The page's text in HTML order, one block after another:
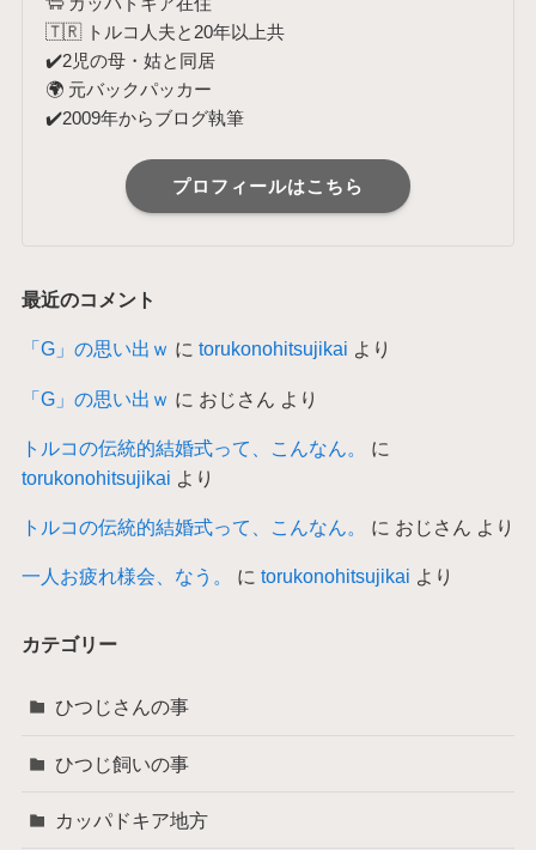
🇹🇷 トルコ人夫と20年以上共
✔️2児の母・姑と同居
🌍 元バックパッカー
✔️2009年からブログ執筆
プロフィールはこちら
最近のコメント
「G」の思い出ｗ に torukonohitsujikai より
「G」の思い出ｗ に おじさん より
トルコの伝統的結婚式って、こんなん。
に
torukonohitsujikai より
トルコの伝統的結婚式って、こんなん。 に おじさん より
一人お疲れ様会、なう。 に torukonohitsujikai より
カテゴリー
ひつじさんの事
ひつじ飼いの事
カッパドキア地方